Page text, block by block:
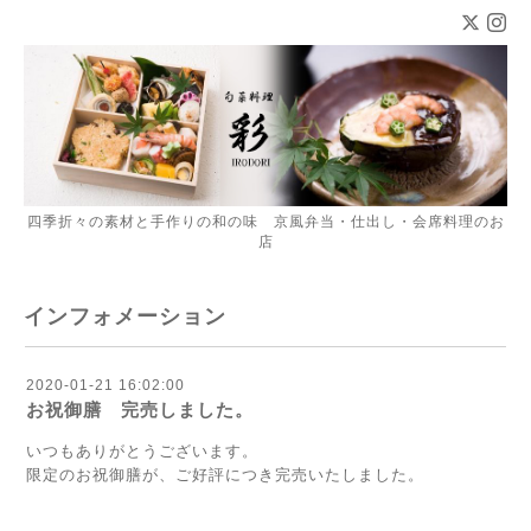
四季折々の素材と手作りの和の味 京風弁当・仕出し・会席料理のお
店
インフォメーション
2020-01-21 16:02:00
お祝御膳 完売しました。
いつもありがとうございます。
限定のお祝御膳が、ご好評につき完売いたしました。